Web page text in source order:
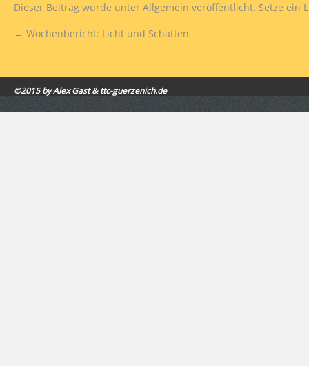
Dieser Beitrag wurde unter Allgemein veröffentlicht. Setze ein
← Wochenbericht: Licht und Schatten
©2015 by Alex Gast & ttc-guerzenich.de